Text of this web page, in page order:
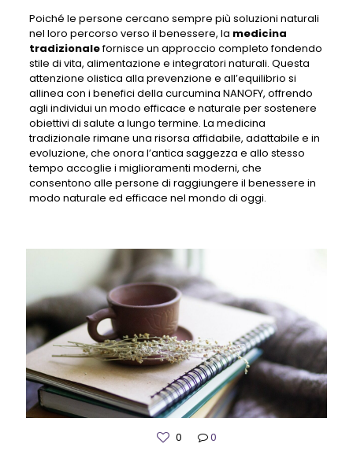
Poiché le persone cercano sempre più soluzioni naturali
nel loro percorso verso il benessere, la medicina
tradizionalefornisce un approccio completo fondendo
stile di vita, alimentazione e integratori naturali. Questa
attenzione olistica alla prevenzione e all’equilibrio si
allinea con i benefici della curcumina NANOFY, offrendo
agli individui un modo efficace e naturale per sostenere
obiettivi di salute a lungo termine. La medicina
tradizionale rimane una risorsa affidabile, adattabile e in
evoluzione, che onora l’antica saggezza e allo stesso
tempo accoglie i miglioramenti moderni, che
consentono alle persone di raggiungere il benessere in
modo naturale ed efficace nel mondo di oggi.
0 0